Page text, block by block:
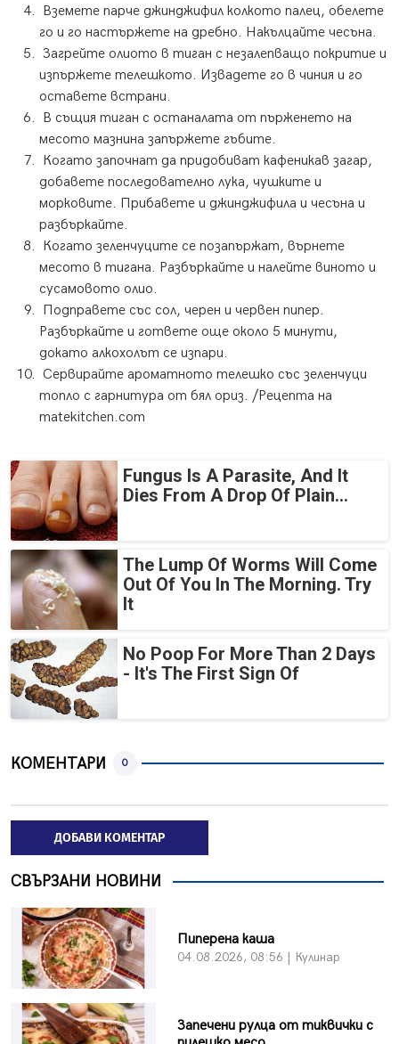
Вземете парче джинджифил колкото палец, обелете
го и го настържете на дребно. Накълцайте чесъна.
Загрейте олиото в тиган с незалепващо покритие и
изпържете телешкото. Извадете го в чиния и го
оставете встрани.
В същия тиган с останалата от пърженето на
месото мазнина запържете гъбите.
Когато започнат да придобиват кафеникав загар,
добавете последователно лука, чушките и
морковите. Прибавете и джинджифила и чесъна и
разбъркайте.
Когато зеленчуците се позапържат, върнете
месото в тигана. Разбъркайте и налейте виното и
сусамовото олио.
Подправете със сол, черен и червен пипер.
Разбъркайте и гответе още около 5 минути,
докато алкохолът се изпари.
Сервирайте ароматното телешко със зеленчуци
топло с гарнитура от бял ориз. /Рецепта на
matekitchen.com
Fungus Is A Parasite, And It
Dies From A Drop Of Plain...
The Lump Of Worms Will Come
Out Of You In The Morning. Try
It
No Poop For More Than 2 Days
- It's The First Sign Of
КОМЕНТАРИ 0
ДОБАВИ КОМЕНТАР
СВЪРЗАНИ НОВИНИ
Пиперена каша
04.08.2026, 08:56 | Кулинар
Запечени рулца от тиквички с